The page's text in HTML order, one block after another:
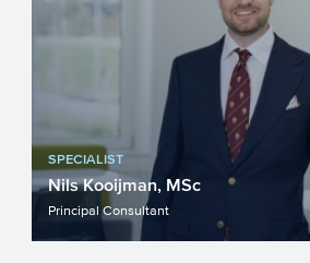
SPECIALIST
Nils Kooijman, MSc
Principal Consultant